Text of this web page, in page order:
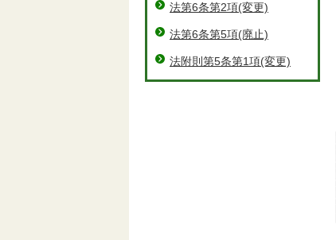
法第6条第2項(変更)
法第6条第5項(廃止)
法附則第5条第1項(変更)